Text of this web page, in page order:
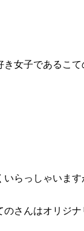
女子であるこ
いらっしゃいます
さんはオリジ